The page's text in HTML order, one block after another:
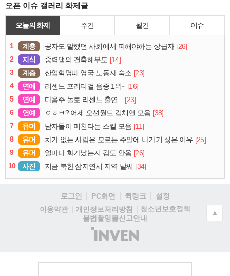
오픈 이슈 갤러리 화제글
오늘의 화제 주간 월간 이슈
1 계층 공자도 말했던 사회에서 피해야하는 상급자 [26]
2
지식 중력댐의 건축해부도 [14]
3
계층 산업혁명때 영국 노동자 숙소 [23]
4
연예 리센느 프리티걸 음중 1위~ [16]
5
연예 다음주 놀토 리센느 출연...
[23]
6
연예 ㅇㅎㅂ? 어제 오션월드 김채연 모음 [38]
7
유머 남자들이 미친다는 스킬 모음 [11]
8
유머 차가 없는 사람은 모르는 주말에 나가기 싫은 이유 [25]
9
유머 얼마나 화가났는지 감도 안옴 [26]
10
사진 지금 북한 삼지연시 지역 날씨 [34]
로그인 PC화면 퀵링크
설정
이용약관
개인정보처리방침
청소년보호정책
불법촬영물신고안내
(주)
인
▲